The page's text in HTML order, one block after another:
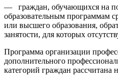
— граждан, обучающихся на
образовательным программам
или высшего образования,
занятости, для которых
Программа организации
дополнительного
категорий граждан рассчитана